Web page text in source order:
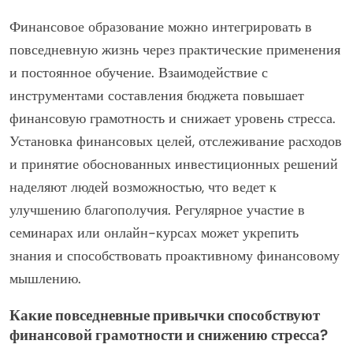
Финансовое образование можно интегрировать в
повседневную жизнь через практические применения
и постоянное обучение. Взаимодействие с
инструментами составления бюджета повышает
финансовую грамотность и снижает уровень стресса.
Установка финансовых целей, отслеживание расходов
и принятие обоснованных инвестиционных решений
наделяют людей возможностью, что ведет к
улучшению благополучия. Регулярное участие в
семинарах или онлайн-курсах может укрепить
знания и способствовать проактивному финансовому
мышлению.
Какие повседневные привычки способствуют
финансовой грамотности и снижению стресса?